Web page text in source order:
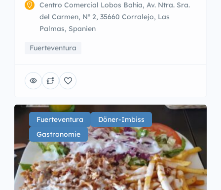
Centro Comercial Lobos Bahía, Av. Ntra. Sra.
del Carmen, Nº 2, 35660 Corralejo, Las
Palmas, Spanien
Fuerteventura
Fuerteventura
Döner-Imbiss
Gastronomie